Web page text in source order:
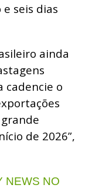
seis dias
ainda
cadencie o
de 2026”,
NEWS NO